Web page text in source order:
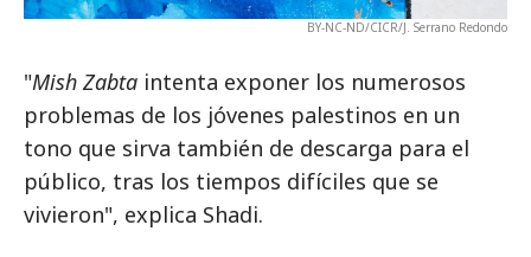
BY-NC-ND/CICR/J. Serrano Redondo
"Mish Zabta intenta exponer los numerosos
problemas de los jóvenes palestinos en un
tono que sirva también de descarga para el
público, tras los tiempos difíciles que se
vivieron", explica Shadi.